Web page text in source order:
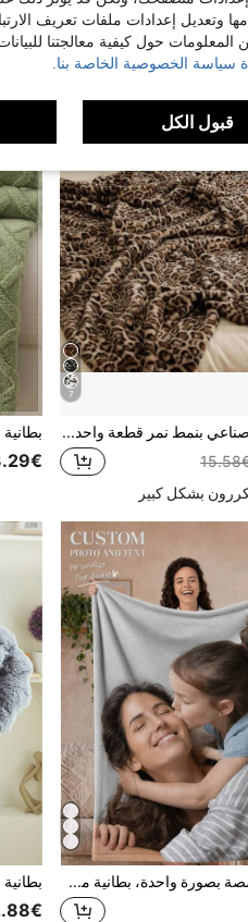
7
بطانية فرو صناعي بنمط نمر قطعة واحدة، بطانية ناعمة مزدوجة الطبقات، متعددة الاستخدامات للمنزل وغرفة المعيشة والنوم والأريكة، هدية رائعة للعائلة
بشكل كبير
بطانية مخصصة بصورة واحدة، بطانية مخصصة بصورة شخصية، صورة عائلية، صورة حيوان أليف، تخصيص صورة زوجين، عيد الأم، عيد الأب، عيد الحب، بطانية قيلولة المكتب، بطانية مخصصة خاصة، بطانية العطلات، هدية للأم/الأب
وتعديل إعدادات ملفات تعريف
حول كيفية معالجتنا
سياسة الخصوصية الخاصة بنا.
قبول الكل